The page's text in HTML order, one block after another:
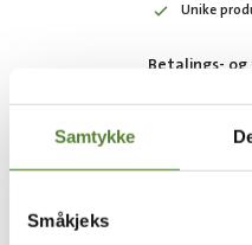
Samtykke
Småkjeks
Unike
Betalings-
RELATERTE